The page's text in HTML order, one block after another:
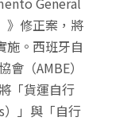
修正案，將
施。西班牙自
（AMBE）
「貨運自行
」與「自行